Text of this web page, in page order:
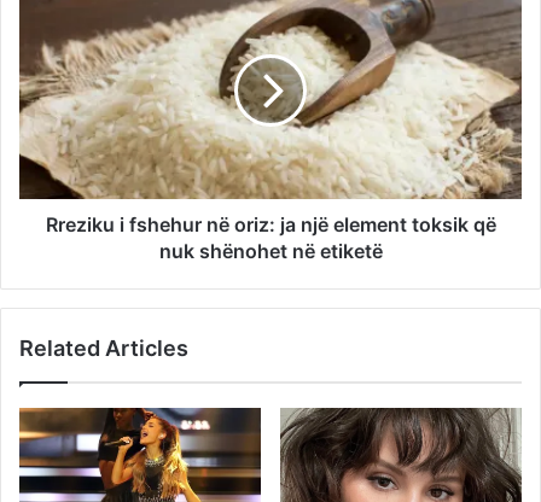
Rreziku i fshehur në oriz: ja një element toksik që
nuk shënohet në etiketë
Related Articles